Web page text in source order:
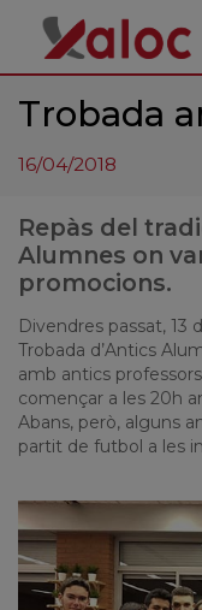
Trobada
16/04/2018
Repàs del
Alumnes on
promocions.
Divendres passat, 13
Trobada d’Antics
amb antics
començar a les 20h
Abans, però, alguns
partit de futbol a les